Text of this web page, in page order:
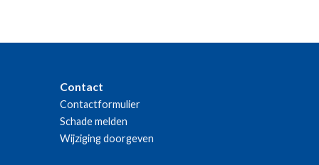
Contact
Contactformulier
Schade melden
Wijziging doorgeven